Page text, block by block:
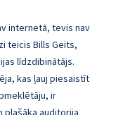
internetā, tevis nav
teicis Bills Geits,
līdzdibinātājs.
kas ļauj piesaistīt
ir
plašāka auditorija